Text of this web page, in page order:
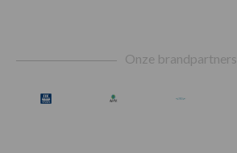
Onze brandpartners